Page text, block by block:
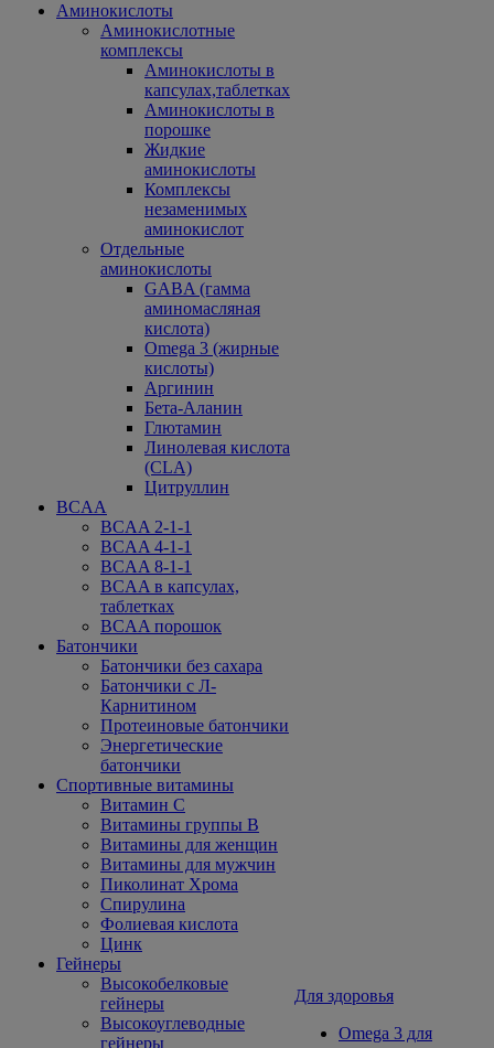
Аминокислоты
Аминокислотные
комплексы
Аминокислоты в
капсулах,таблетках
Аминокислоты в
порошке
Жидкие
аминокислоты
Комплексы
незаменимых
аминокислот
Отдельные
аминокислоты
GABA (гамма
аминомасляная
кислота)
Omega 3 (жирные
кислоты)
Аргинин
Бета-Аланин
Глютамин
Линолевая кислота
(CLA)
Цитруллин
BCAA
BCAA 2-1-1
BCAA 4-1-1
BCAA 8-1-1
BCAA в капсулах,
таблетках
BCAA порошок
Батончики
Батончики без сахара
Батончики с Л-
Карнитином
Протеиновые батончики
Энергетические
батончики
Спортивные витамины
Витамин С
Витамины группы В
Витамины для женщин
Витамины для мужчин
Пиколинат Хрома
Спирулина
Фолиевая кислота
Цинк
Гейнеры
Высокобелковые
гейнеры
Высокоуглеводные
гейнеры
Для здоровья
Omega 3 для